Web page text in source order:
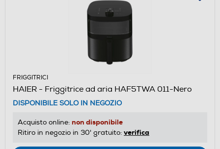
FRIGGITRICI
HAIER - Friggitrice ad aria HAF5TWA 011-Nero
DISPONIBILE SOLO IN NEGOZIO
Acquisto online: non disponibile
Ritiro in negozio in 30' gratuito: verifica